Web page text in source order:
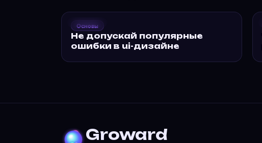
Не допускай
популярные ошибки…
Основы
Не допускай популярные
ошибки в ui-дизайне
Groward